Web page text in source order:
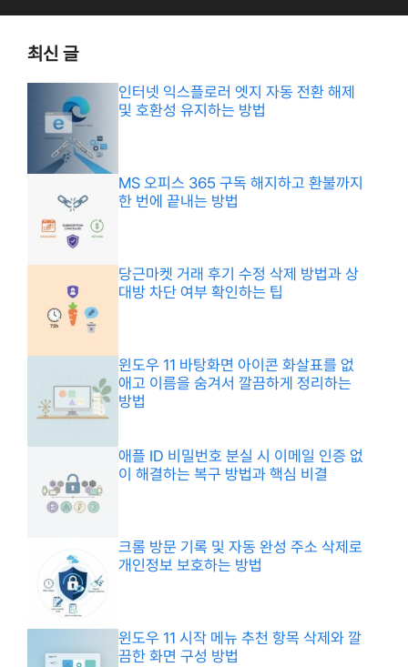
최신 글
인터넷 익스플로러 엣지 자동 전환 해제
및 호환성 유지하는 방법
MS 오피스 365 구독 해지하고 환불까지
한 번에 끝내는 방법
당근마켓 거래 후기 수정 삭제 방법과 상
대방 차단 여부 확인하는 팁
윈도우 11 바탕화면 아이콘 화살표를 없
애고 이름을 숨겨서 깔끔하게 정리하는
방법
애플 ID 비밀번호 분실 시 이메일 인증 없
이 해결하는 복구 방법과 핵심 비결
크롬 방문 기록 및 자동 완성 주소 삭제로
개인정보 보호하는 방법
윈도우 11 시작 메뉴 추천 항목 삭제와 깔
끔한 화면 구성 방법